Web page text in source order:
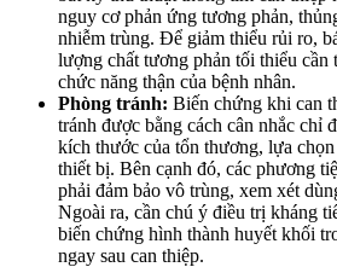
nguy cơ phản ứng tương phản,
nhiễm trùng. Để giảm thiểu rủi ro,
lượng chất tương phản tối thiểu cần
chức năng thận của bệnh nhân.
Phòng tránh: Biến chứng khi can
tránh được bằng cách cân nhắc chỉ
kích thước của tổn thương, lựa
thiết bị. Bên cạnh đó, các phương
phải đảm bảo vô trùng, xem xét
Ngoài ra, cần chú ý điều trị kháng
biến chứng hình thành huyết khối
ngay sau can thiệp.